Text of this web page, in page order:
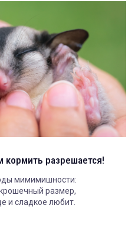
кормить разрешается!
мимимишности:
размер,
и сладкое любит.